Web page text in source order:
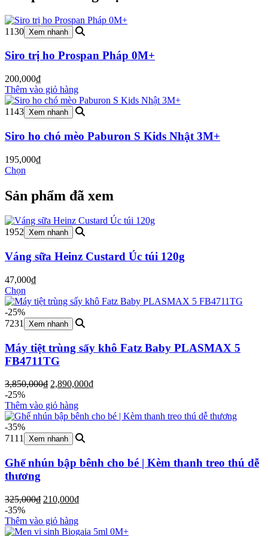
1130 Xem nhanh
Siro trị ho Prospan Pháp 0M+
200,000₫
Thêm vào giỏ hàng
1143 Xem nhanh
Siro ho chó mèo Paburon S Kids Nhật 3M+
195,000₫
Chọn
Sản phẩm đã xem
1952 Xem nhanh
Váng sữa Heinz Custard Úc túi 120g
47,000₫
Chọn
-25%
7231
Xem nhanh
Máy tiệt trùng sấy khô Fatz Baby PLASMAX 5
FB4711TG
3,850,000₫ Giá
là:
3,850,000₫.
2,890,000₫Giá
là:
-25%
Thêm vào giỏ hàng
-35%
7111
Xem nhanh
Ghế nhún bập bênh cho bé | Kèm thanh treo thú dễ
thương
325,000₫ Giá
là:
325,000₫.
210,000₫Giá
là:
-35%
Thêm vào giỏ hàng